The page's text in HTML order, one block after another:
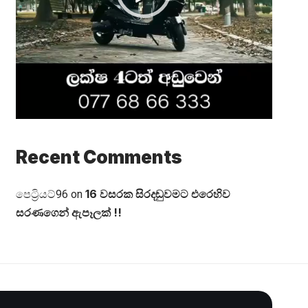
Recent Comments
පෙට්‍රියට්96 on 16 වසරක සිරදඬුවමට එරෙහිව
සරණගෙන් ඇපෑලක් !!